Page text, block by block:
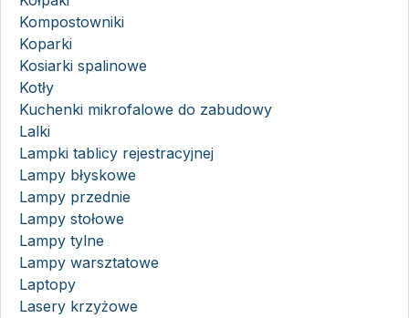
Kompostowniki
Koparki
Kosiarki spalinowe
Kotły
Kuchenki mikrofalowe do zabudowy
Lalki
Lampki tablicy rejestracyjnej
Lampy błyskowe
Lampy przednie
Lampy stołowe
Lampy tylne
Lampy warsztatowe
Laptopy
Lasery krzyżowe